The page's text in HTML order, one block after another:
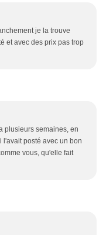
je la trouve
et avec des prix pas trop
plusieurs semaines, en
l'avait posté avec un bon
vous, qu'elle fait